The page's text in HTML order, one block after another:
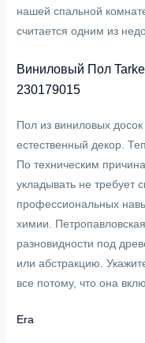
нашей спальной
считается одним из
Виниловый Пол
230179015
Пол из виниловых
естественный декор.
По техническим
укладывать не требует
профессиональных
химии.
разновидности под
или абстракцию.
все потому, что она
Era